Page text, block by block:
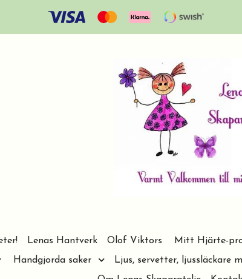
Lenas Hantverk Olof Viktors Mitt Hjärte-
Handgjorda saker Ljus, servetter, ljussläckare